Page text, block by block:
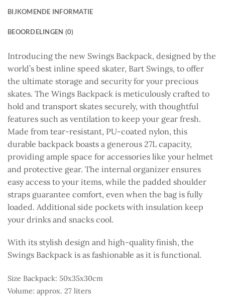
BIJKOMENDE INFORMATIE
BEOORDELINGEN (0)
Introducing the new Swings Backpack, designed by the
world’s best inline speed skater, Bart Swings, to offer
the ultimate storage and security for your precious
skates. The Wings Backpack is meticulously crafted to
hold and transport skates securely, with thoughtful
features such as ventilation to keep your gear fresh.
Made from tear-resistant, PU-coated nylon, this
durable backpack boasts a generous 27L capacity,
providing ample space for accessories like your helmet
and protective gear. The internal organizer ensures
easy access to your items, while the padded shoulder
straps guarantee comfort, even when the bag is fully
loaded. Additional side pockets with insulation keep
your drinks and snacks cool.
With its stylish design and high-quality finish, the
Swings Backpack is as fashionable as it is functional.
Size Backpack: 50x35x30cm
Volume: approx. 27 liters